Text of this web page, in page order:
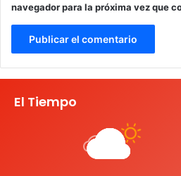
navegador para la próxima vez que
El Tiempo